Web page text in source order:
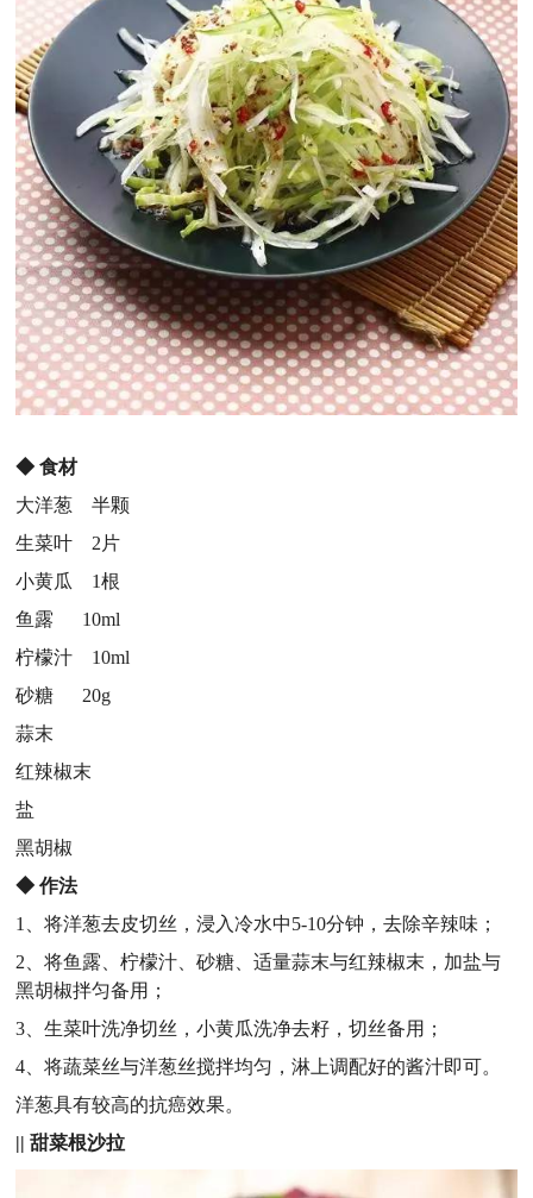
◆食材
大洋葱 半颗
生菜叶 2片
小黄瓜 1根
鱼露 10ml
柠檬汁 10ml
砂糖 20g
蒜末
红辣椒末
盐
黑胡椒
◆作法
1、将洋葱去皮切丝，浸入冷水中5-10分钟，去除辛辣味；
2、将鱼露、柠檬汁、砂糖、适量蒜末与红辣椒末，加盐与
黑胡椒拌匀备用；
3、生菜叶洗净切丝，小黄瓜洗净去籽，切丝备用；
4、将蔬菜丝与洋葱丝搅拌均匀，淋上调配好的酱汁即可。
洋葱具有较高的抗癌效果。
||甜菜根沙拉